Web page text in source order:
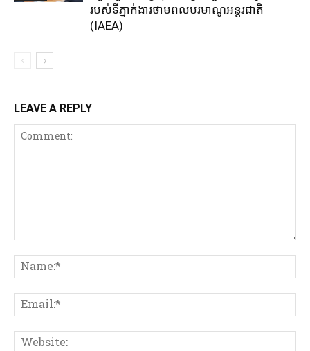
របស់ទីភ្នាក់ងារថាមពលបរមាណូអន្តរជាតិ
(IAEA)
LEAVE A REPLY